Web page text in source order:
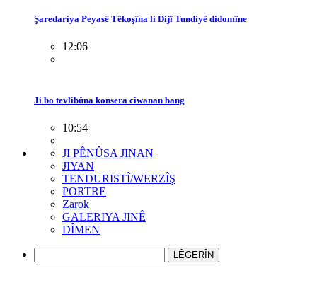
Şaredariya Peyasê Têkoşîna li Dijî Tundiyê didomîne
12:06
Ji bo tevlibûna konsera ciwanan bang
10:54
JI PÊNÛSA JINAN
JIYAN
TENDURISTÎ/WERZÎŞ
PORTRE
Zarok
GALERIYA JINÊ
DÎMEN
LÊGERÎN